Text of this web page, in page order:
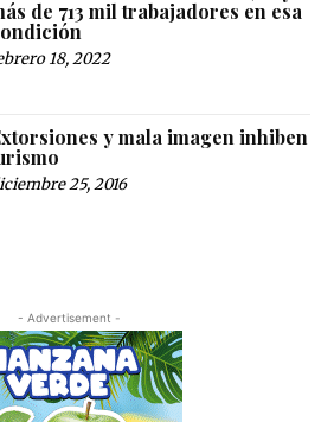
de 713 mil trabajadores en esa
18, 2022
y mala imagen inhiben
25, 2016
- Advertisement -